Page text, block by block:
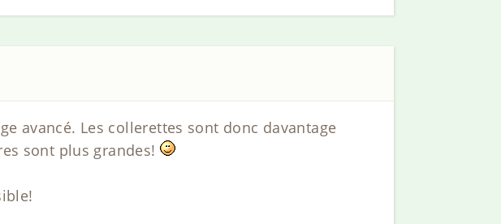
avancé. Les collerettes sont donc davantage
sont plus grandes!